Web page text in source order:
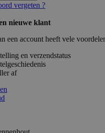
vergeten ?
nieuwe klant
een account heeft vele
en verzendstatus
af